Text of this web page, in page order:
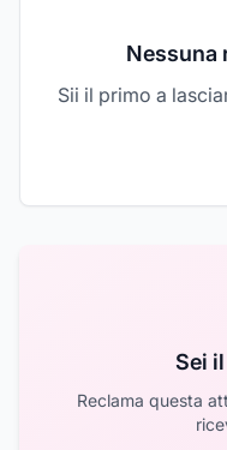
Nessuna
Sii il primo a
Sei
Reclama questa